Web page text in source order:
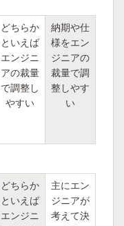
どちらか
といえば
エンジニ
アの裁量
で調整し
やすい
納期や仕
様をエン
ジニアの
裁量で調
整しやす
い
どちらか
といえば
エンジニ
主にエン
ジニアが
考えて決